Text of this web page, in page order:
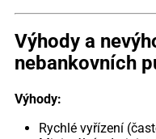
Výhody a
nebankovních
Výhody:
Rychlé vyřízení